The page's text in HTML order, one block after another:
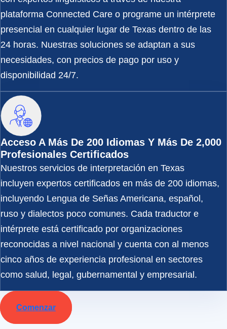
plataforma Connected Care o programe un intérprete
presencial en cualquier lugar de Texas dentro de las
24 horas. Nuestras soluciones se adaptan a sus
necesidades, con precios de pago por uso y
disponibilidad 24/7.
Acceso A Más De 200 Idiomas Y Más De 2,000
Profesionales Certificados
Nuestros servicios de interpretación en Texas
incluyen expertos certificados en más de 200 idiomas,
incluyendo Lengua de Señas Americana, español,
ruso y dialectos poco comunes. Cada traductor e
intérprete está certificado por organizaciones
reconocidas a nivel nacional y cuenta con al menos
cinco años de experiencia profesional en sectores
como salud, legal, gubernamental y empresarial.
Comenzar